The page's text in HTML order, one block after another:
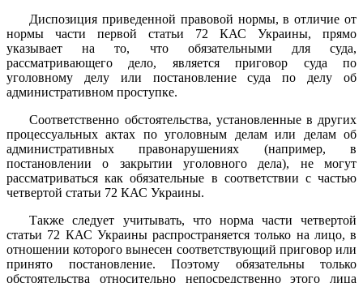
Диспозиция приведенной правовой нормы, в отличие от
нормы части первой статьи 72 КАС Украины, прямо
указывает на то, что обязательными для суда,
рассматривающего дело, является приговор суда по
уголовному делу или постановление суда по делу об
административном проступке.
Соответственно обстоятельства, установленные в других
процессуальных актах по уголовным делам или делам об
административных правонарушениях (например, в
постановлении о закрытии уголовного дела), не могут
рассматриваться как обязательные в соответствии с частью
четвертой статьи 72 КАС Украины.
Также следует учитывать, что норма части четвертой
статьи 72 КАС Украины распространяется только на лицо, в
отношении которого вынесен соответствующий приговор или
принято постановление. Поэтому обязательны только
обстоятельства относительно непосредственно этого лица